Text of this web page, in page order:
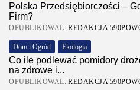
Polska Przedsiębiorczości –
Firm?
OPUBLIKOWAŁ: REDAKCJA
Dom i Ogród Ekologia
Co ile podlewać pomidory
na zdrowe i...
OPUBLIKOWAŁ: REDAKCJA